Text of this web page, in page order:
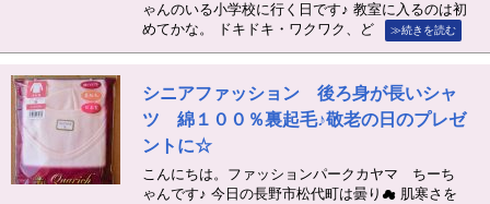
ゃんのいる小学校に行く日です♪ 教室に入るのは初
めてかな。 ドキドキ・ワクワク、ど
≫続きを読む
シニアファッション 後ろ身が長いシャ
ツ 綿１００％裏起毛♪敬老の日のプレゼ
ントに☆
こんにちは。ファッションパークカヤマ ちーち
ゃんです♪ 今日の長野市松代町は曇り☁ 肌寒さを